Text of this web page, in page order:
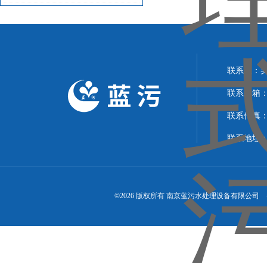
联系人：
联系邮箱
联系传真
联系地址
©2026 版权所有 南京蓝污水处理设备有限公司